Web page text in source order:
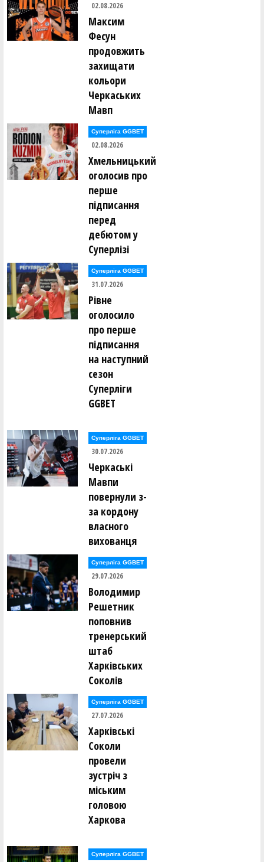
02.08.2026
Максим
Фесун
продовжить
захищати
кольори
Черкаських
Мавп
Суперліга GGBET
02.08.2026
Хмельницький
оголосив про
перше
підписання
перед
дебютом у
Суперлізі
Суперліга GGBET
31.07.2026
Рівне
оголосило
про перше
підписання
на наступний
сезон
Суперліги
GGBET
Суперліга GGBET
30.07.2026
Черкаські
Мавпи
повернули з-
за кордону
власного
вихованця
Суперліга GGBET
29.07.2026
Володимир
Решетник
поповнив
тренерський
штаб
Харківських
Соколів
Суперліга GGBET
27.07.2026
Харківські
Соколи
провели
зустріч з
міським
головою
Харкова
Суперліга GGBET